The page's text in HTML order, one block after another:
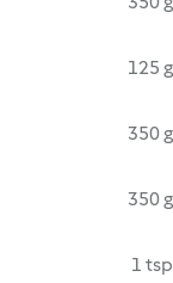
125 g
350 g
350 g
1 tsp